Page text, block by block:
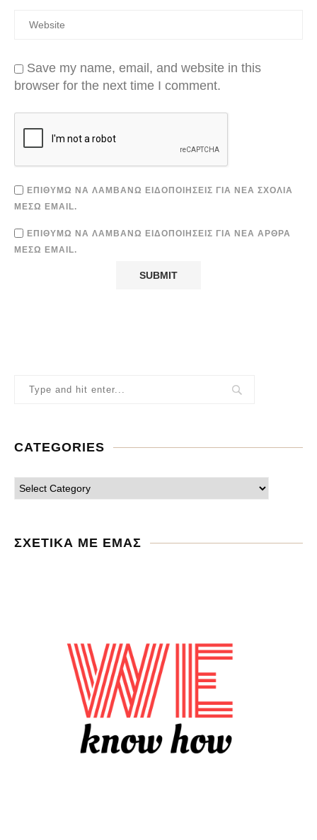
Save my name, email, and website in this
browser for the next time I comment.
ΕΠΙΘΥΜΏ ΝΑ ΛΑΜΒΆΝΩ ΕΙΔΟΠΟΙΉΣΕΙΣ ΓΙΑ ΝΈΑ ΣΧΌΛΙΑ
ΜΈΣΩ EMAIL.
ΕΠΙΘΥΜΏ ΝΑ ΛΑΜΒΆΝΩ ΕΙΔΟΠΟΙΉΣΕΙΣ ΓΙΑ ΝΈΑ ΆΡΘΡΑ
ΜΈΣΩ EMAIL.
CATEGORIES
ΣΧΕΤΙΚΑ ΜΕ ΕΜΑΣ